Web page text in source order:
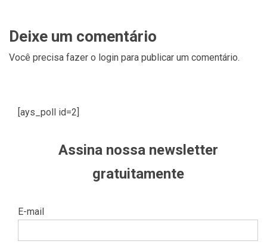
Deixe um comentário
Você precisa fazer o login para publicar um comentário.
[ays_poll id=2]
Assina nossa newsletter
gratuitamente
E-mail